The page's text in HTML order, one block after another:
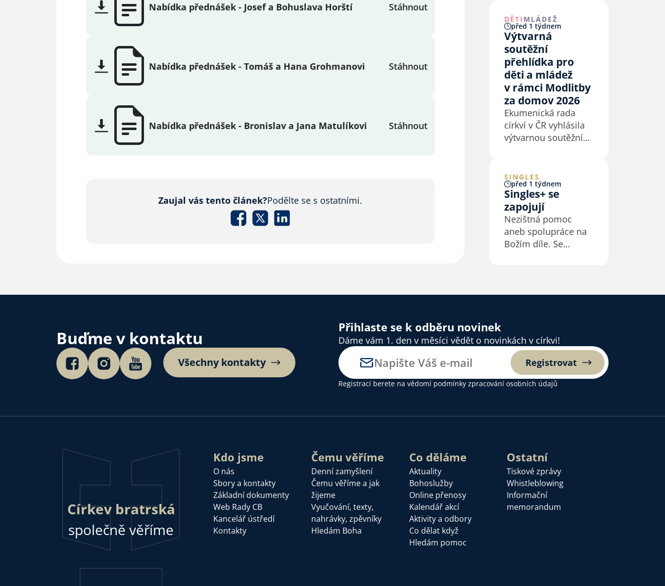
Nabídka přednášek - Josef a Bohuslava Horští Stáhnout
Nabídka přednášek - Tomáš a Hana Grohmanovi Stáhnout
Nabídka přednášek - Bronislav a Jana Matulíkovi Stáhnout
Zaujal vás tento článek?Podělte se s ostatními.
textu? Od září 2026
otevírá ETS navazující
online kurz pro
mírně pokročilé.
DĚTI MLÁDEŽ
před 1 týdnem
Výtvarná
soutěžní
přehlídka pro
děti a mládež
v rámci Modlitby
za domov 2026
Ekumenická rada
církví v ČR vyhlásila
výtvarnou soutěžní
Bůh s námi.
SINGLES
před 1 týdnem
Singles+ se
zapojují
Nezištná pomoc
aneb spolupráce na
Božím díle. Se
k dispozici - brigády,
a další. Přidej se!
Buďme v kontaktu
Všechny kontakty
Přihlaste se k odběru novinek
Dáme vám 1. den v měsíci vědět o novinkách v církvi!
Registrovat
Registrací berete na vědomí podmínky zpracování osobních údajů
Církev bratrská
společně věříme
Kdo jsme
O nás
Sbory a kontakty
Základní dokumenty
Web Rady CB
Kancelář ústředí
Kontakty
Čemu věříme
Denní zamyšlení
Čemu věříme a jak
žijeme
Vyučování, texty,
nahrávky, zpěvníky
Hledám Boha
Co děláme
Aktuality
Bohoslužby
Online přenosy
Kalendář akcí
Aktivity a odbory
Co dělat když
Hledám pomoc
Ostatní
Tiskové zprávy
Whistleblowing
Informační
memorandum